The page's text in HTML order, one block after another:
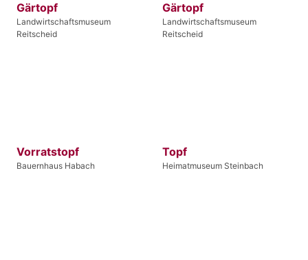
Gärtopf
Landwirtschaftsmuseum
Reitscheid
Gärtopf
Landwirtschaftsmuseum
Reitscheid
Vorratstopf
Bauernhaus Habach
Topf
Heimatmuseum Steinbach